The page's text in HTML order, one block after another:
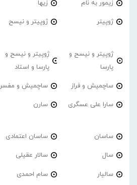
زیمور به نام زیها
ژوپیتر ژوپیتر و نیسح
ژوپیتر و نیسح و
پارسا
ژوپیتر و نیسح و
پارسا و استاد
ساچمیش و فراز ساچمیش و مفسر
سارا علی عسگری سارن
ساسان ساسان اعتمادی
سال سالار عقیلی
سالیار سام احمدی